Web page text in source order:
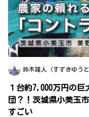
鈴木雄人（すずきゆうと
１台約7,000万円の
団？！茨城県小美玉
すごい